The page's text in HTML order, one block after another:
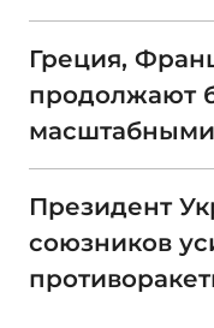
Греция,
продолжают
Президент
союзников